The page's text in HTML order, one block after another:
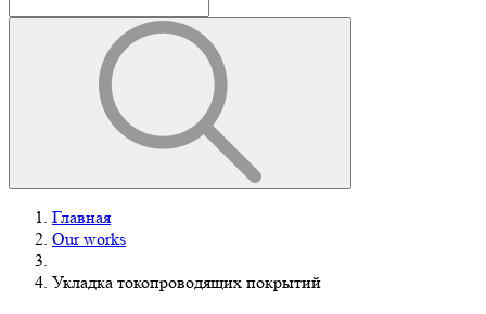
Главная
Our works
Укладка токопроводящих покрытий